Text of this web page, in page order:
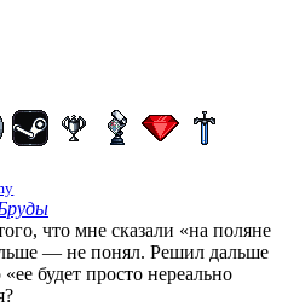
что мне сказали «на поляне
— не понял. Решил дальше
будет просто нереально